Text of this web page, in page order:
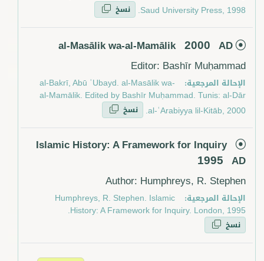
Saud University Press, 1998.
نسخ
al-Masālik wa-al-Mamālik 2000
AD
Editor: Bashīr Muḥammad
الإحالة المرجعية:
al-Bakrī, Abū ʿUbayd. al-Masālik wa-
al-Mamālik. Edited by Bashīr Muḥammad. Tunis: al-Dār
al-ʿArabiyya lil-Kitāb, 2000.
نسخ
Islamic History: A Framework for Inquiry
1995
AD
Author: Humphreys, R. Stephen
الإحالة المرجعية:
Humphreys, R. Stephen. Islamic
History: A Framework for Inquiry. London, 1995.
نسخ